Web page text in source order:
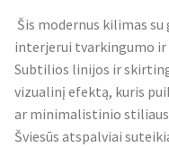
Šis modernus kilimas
interjerui tvarkingumo ir
Subtilios linijos ir
vizualinį efektą, kuris
ar minimalistinio
Šviesūs atspalviai